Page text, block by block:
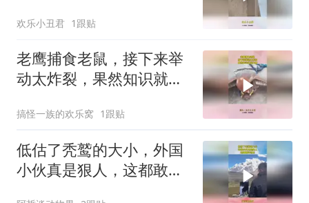
欢乐小丑君 1跟贴
老鹰捕食老鼠，接下来举
动太炸裂，果然知识就是
搞怪一族的欢乐窝 1跟贴
低估了秃鹫的大小，外国
小伙真是狠人，这都敢站